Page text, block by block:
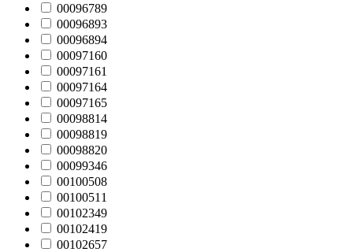
00096789
00096893
00096894
00097160
00097161
00097164
00097165
00098814
00098819
00098820
00099346
00100508
00100511
00102349
00102419
00102657